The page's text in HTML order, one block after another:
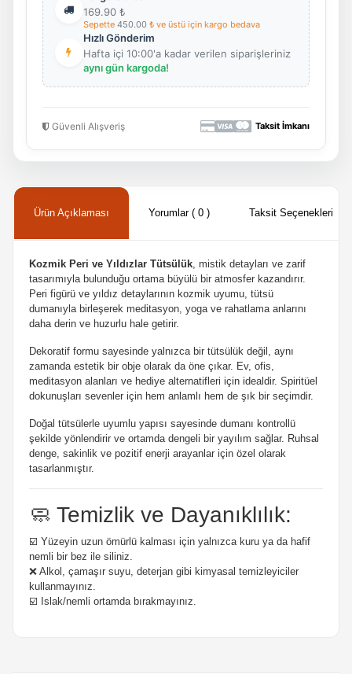
169.90₺
Sepette 450.00 ₺ ve üstü için kargo bedava
Hızlı Gönderim
Hafta içi 10:00'a kadar verilen siparişleriniz
aynı gün kargoda!
Güvenli Alışveriş Taksit İmkanı
Ürün Açıklaması Yorumlar ( 0 ) Taksit Seçenekleri
Kozmik Peri ve Yıldızlar Tütsülük, mistik detayları ve zarif
tasarımıyla bulunduğu ortama büyülü bir atmosfer kazandırır.
Peri figürü ve yıldız detaylarının kozmik uyumu, tütsü
dumanıyla birleşerek meditasyon, yoga ve rahatlama anlarını
daha derin ve huzurlu hale getirir.
Dekoratif formu sayesinde yalnızca bir tütsülük değil, aynı
zamanda estetik bir obje olarak da öne çıkar. Ev, ofis,
meditasyon alanları ve hediye alternatifleri için idealdir. Spiritüel
dokunuşları sevenler için hem anlamlı hem de şık bir seçimdir.
Doğal tütsülerle uyumlu yapısı sayesinde dumanı kontrollü
şekilde yönlendirir ve ortamda dengeli bir yayılım sağlar. Ruhsal
denge, sakinlik ve pozitif enerji arayanlar için özel olarak
tasarlanmıştır.
🧼 Temizlik ve Dayanıklılık:
☑️ Yüzeyin uzun ömürlü kalması için yalnızca kuru ya da hafif
nemli bir bez ile siliniz.
❌ Alkol, çamaşır suyu, deterjan gibi kimyasal temizleyiciler
kullanmayınız.
☑️ Islak/nemli ortamda bırakmayınız.